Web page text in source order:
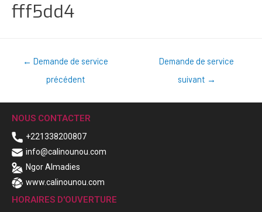
fff5dd4
← Demande de service
précédent
Demande de service
suivant →
NOUS CONTACTER
+221338200807
info@calinounou.com
Ngor Almadies
www.calinounou.com
HORAIRES D'OUVERTURE